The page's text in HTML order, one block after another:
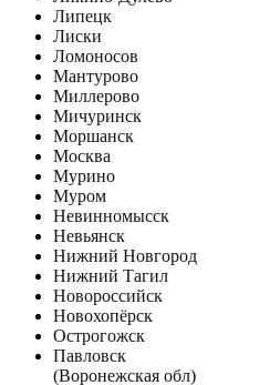
Липецк
Лиски
Ломоносов
Мантурово
Миллерово
Мичуринск
Моршанск
Москва
Мурино
Муром
Невинномысск
Невьянск
Нижний Новгород
Нижний Тагил
Новороссийск
Новохопёрск
Острогожск
Павловск
(Воронежская обл)